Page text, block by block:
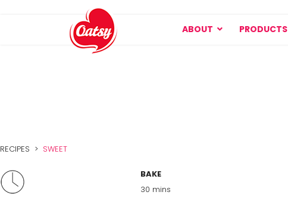
ABOUT PRODUCTS
RECIPES > SWEET
BAKE
30 mins